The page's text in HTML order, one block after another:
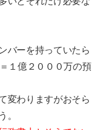
バーを持っていたら
１億２０００万の預
変わりますがおそら
。